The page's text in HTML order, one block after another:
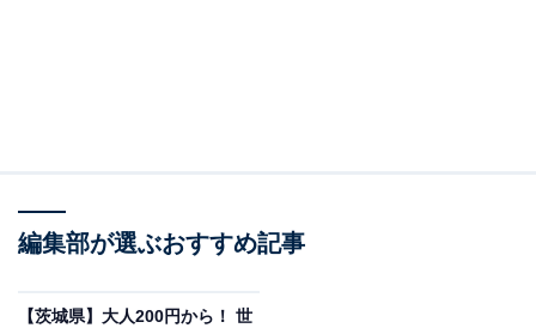
夏は岩肌を覆う新緑が鮮やかに映え、増水した滝の轟音
が渓谷に響き渡る迫力満点の季節です。涼やかな水しぶ
編集部が選ぶおすすめ記事
【茨城県】大人200円から！ 世